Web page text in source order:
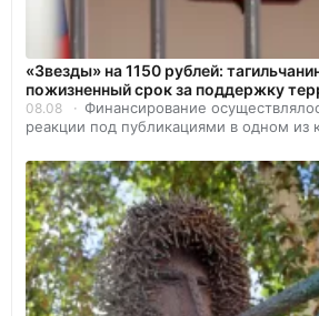
«Звезды» на 1150 рублей:
пожизненный срок за поддержку
08.08
Финансирование
реакции под публикациями в одном из